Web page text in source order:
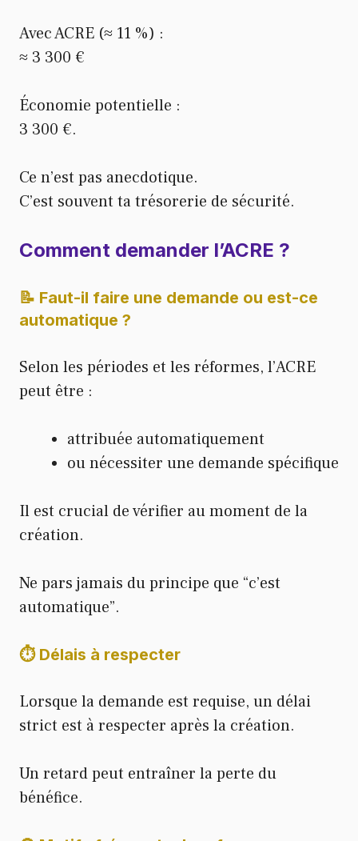
Avec ACRE (≈ 11 %) :
≈ 3 300 €
Économie potentielle :
3 300 €.
Ce n’est pas anecdotique.
C’est souvent ta trésorerie de sécurité.
Comment demander l’ACRE ?
📝 Faut-il faire une demande ou est-ce
automatique ?
Selon les périodes et les réformes, l’ACRE
peut être :
attribuée automatiquement
ou nécessiter une demande spécifique
Il est crucial de vérifier au moment de la
création.
Ne pars jamais du principe que “c’est
automatique”.
⏱ Délais à respecter
Lorsque la demande est requise, un délai
strict est à respecter après la création.
Un retard peut entraîner la perte du
bénéfice.